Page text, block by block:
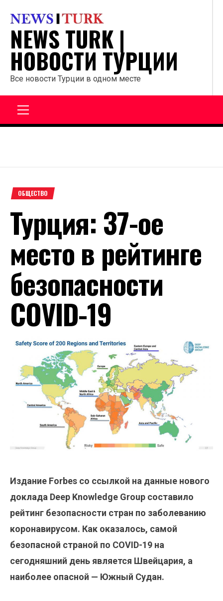
содержанию
NEWS TURK |
НОВОСТИ ТУРЦИИ
Все новости Турции в одном месте
ОБЩЕСТВО
Турция: 37-ое
место в рейтинге
безопасности
COVID-19
Издание Forbes со ссылкой на данные нового
доклада Deep Knowledge Group составило
рейтинг безопасности стран по заболеванию
коронавирусом. Как оказалось, самой
безопасной страной по COVID-19 на
сегодняшний день является Швейцария, а
наиболее опасной — Южный Судан.